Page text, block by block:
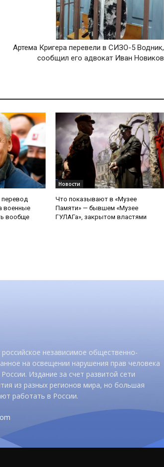
Артема Кригера перевели в СИЗО-5 Водник,
сообщил его адвокат Иван Новиков
перевод
военные
вообще
Новости
Что показывают в «Музее
Памяти» — бывшем «Музее
ГУЛАГа», закрытом властями
независимое общественно-
на освещении нарушения прав человека
Издание за счет развитой сети
из разных регионов мира, но большая
работать в России.